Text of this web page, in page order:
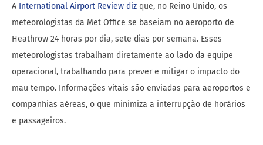
A International Airport Review diz que, no Reino Unido, os
meteorologistas da Met Office se baseiam no aeroporto de
Heathrow 24 horas por dia, sete dias por semana. Esses
meteorologistas trabalham diretamente ao lado da equipe
operacional, trabalhando para prever e mitigar o impacto do
mau tempo. Informações vitais são enviadas para aeroportos e
companhias aéreas, o que minimiza a interrupção de horários
e passageiros.